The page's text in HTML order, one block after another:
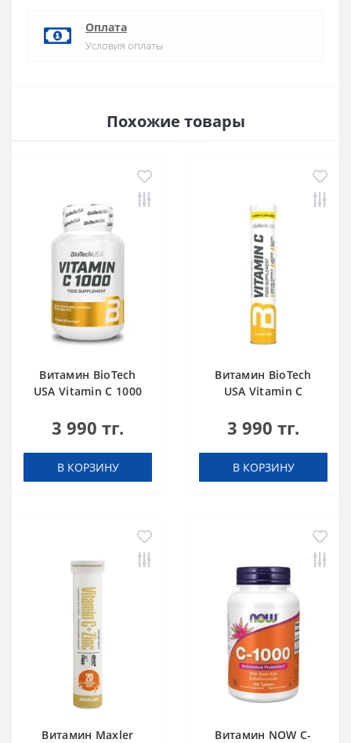
Оплата
Условия оплаты
Похожие товары
Витамин BioTech
USA Vitamin C 1000
3 990 тг.
В КОРЗИНУ
Витамин BioTech
USA Vitamin C
таблеток лимон
3 990 тг.
В КОРЗИНУ
Витамин Maxler
Витамин NOW C-